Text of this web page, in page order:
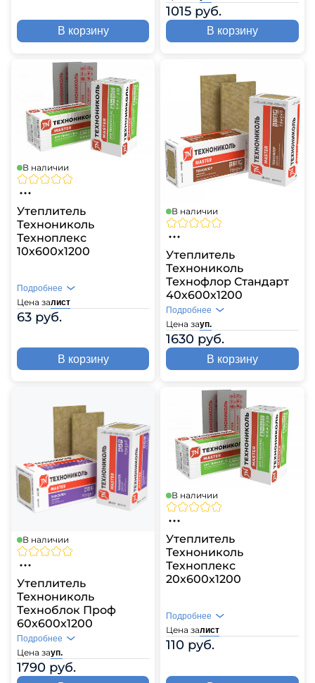
В корзину
1015 руб.
В корзину
В наличии
Утеплитель
Технониколь
Техноплекс
10х600х1200
Цена залист
63 руб.
Подробнее
В корзину
В наличии
Утеплитель
Технониколь
Технофлор Стандарт
40х600х1200
Цена зауп.
1630 руб.
Подробнее
В корзину
В наличии
Утеплитель
Технониколь
Техноблок Проф
60х600х1200
Цена зауп.
1790 руб.
Подробнее
В наличии
Утеплитель
Технониколь
Техноплекс
20х600х1200
Цена залист
110 руб.
Подробнее